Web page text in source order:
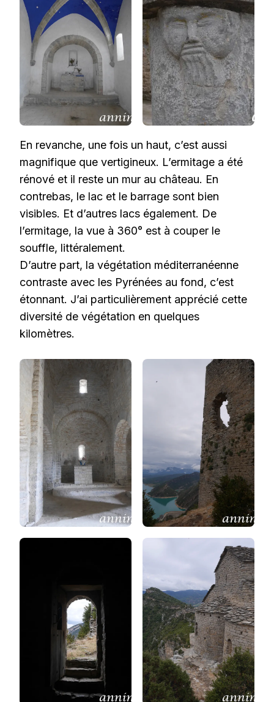
En revanche, une fois un haut, c’est aussi
magnifique que vertigineux. L’ermitage a été
rénové et il reste un mur au château. En
contrebas, le lac et le barrage sont bien
visibles. Et d’autres lacs également. De
l’ermitage, la vue à 360° est à couper le
souffle, littéralement.
D’autre part, la végétation méditerranéenne
contraste avec les Pyrénées au fond, c’est
étonnant. J’ai particulièrement apprécié cette
diversité de végétation en quelques
kilomètres.